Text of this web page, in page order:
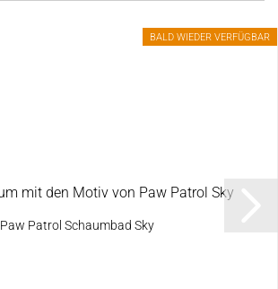
BALD WIEDER VERFÜGBAR
Paw Patrol Schaumbad Sky